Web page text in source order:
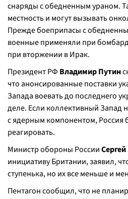
снаряды с обедненным ураном.
местность и могут вызывать
Прежде боеприпасы с
военные применяли при
при вторжении в Ирак.
Президент РФ Владимир Путин
что анонсированные поставки
Запада воевать до последнего
деле. Если коллективный Запад
с ядерным компонентом, Россия
реагировать.
Министр обороны России
инициативу Британии, заявил,
ступенька, но их все меньше и
Пентагон сообщил, что не